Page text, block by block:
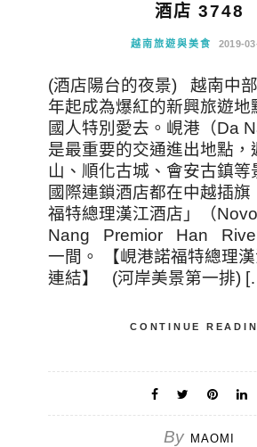
酒店 3748
越南旅遊與美食 2019-
(酒店陽台的夜景) 越南中
年起成為爆紅的新興旅遊地
國人特別愛去。峴港（Da
是最重要的交通進出地點，
山、順化古城、會安古鎮等
國際連鎖酒店都在中越插旗
福特總理漢江酒店」（
Nang Premior Han River
一間。 【峴港諾福特總理
連結】 (河岸美景第一排)
CONTINUE
By MAOMI